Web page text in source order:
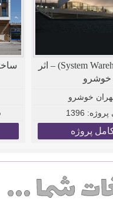
انبار سیستم (System Warehouse) – اثر
خوشرو
خوشرو
1396
پروژه